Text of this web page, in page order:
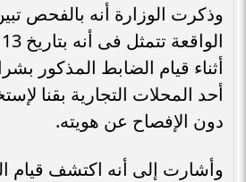
وذكرت الوزارة أنه بالفحص
أثناء قيام الضابط المذكور
أحد المحلات التجارية بقنا
دون الإفصاح عن هويته.
وأشارت إلى أنه اكتشف قيام